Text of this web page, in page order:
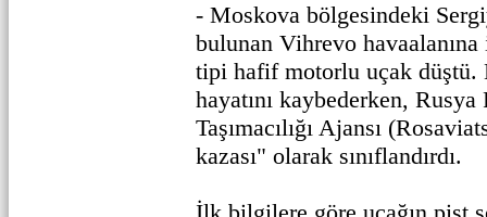
- Moskova bölgesindeki
bulunan Vihrevo havaalanına
tipi hafif motorlu uçak
hayatını kaybederken,
Taşımacılığı Ajansı
kazası" olarak sınıflandırdı.